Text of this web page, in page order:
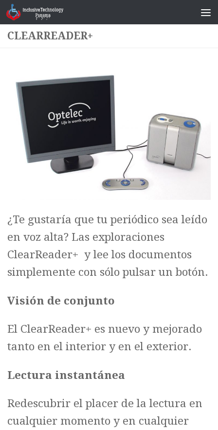
Saltar al contenido
CLEARREADER+
¿Te gustaría que tu periódico sea leído
en voz alta? Las exploraciones
ClearReader+ y lee los documentos
simplemente con sólo pulsar un botón.
Visión de conjunto
El ClearReader+ es nuevo y mejorado
tanto en el interior y en el exterior.
Lectura instantánea
Redescubrir el placer de la lectura en
cualquier momento y en cualquier